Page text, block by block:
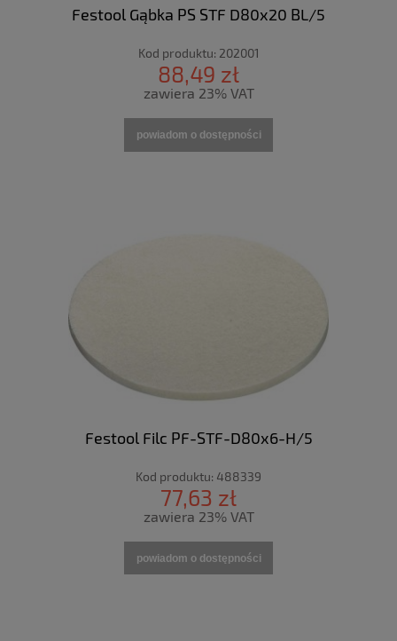
Festool Gąbka PS STF D80x20 BL/5
Kod produktu: 202001
88,49 zł
zawiera 23% VAT
powiadom o dostępności
Festool Filc PF-STF-D80x6-H/5
Kod produktu: 488339
77,63 zł
zawiera 23% VAT
powiadom o dostępności